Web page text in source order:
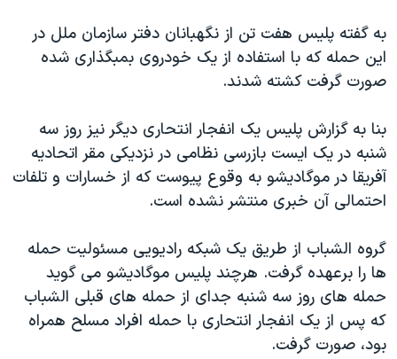
دادگاه حمید نوری
چهل سال گروگان‌گیری
اعتراضات مردمی آبان ۹۸
اسرائیل در جنگ
نرگس محمدی برنده جایزه نوبل صلح
صفحه‌های ویژه
سفر پرزیدنت ترامپ به چین
به گفته پلیس هفت تن از نگهبانان دفتر سازمان ملل در
این حمله که با استفاده از یک خودروی بمبگذاری شده
صورت گرفت کشته شدند.
بنا به گزارش پلیس یک انفجار انتحاری دیگر نیز روز سه
شنبه در یک ایست بازرسی نظامی در نزدیکی مقر اتحادیه
آفریقا در موگادیشو به وقوع پیوست که از خسارات و تلفات
احتمالی آن خبری منتشر نشده است.
گروه الشباب از طریق یک شبکه رادیویی مسئولیت حمله
ها را برعهده گرفت. هرچند پلیس موگادیشو می گوید
حمله های روز سه شنبه جدای از حمله های قبلی الشباب
که پس از یک انفجار انتحاری با حمله افراد مسلح همراه
بود، صورت گرفت.